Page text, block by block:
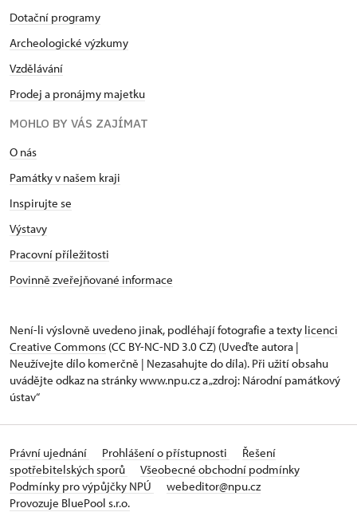
Dotační programy
Archeologické výzkumy
Vzdělávání
Prodej a pronájmy majetku
MOHLO BY VÁS ZAJÍMAT
O nás
Památky v našem kraji
Inspirujte se
Výstavy
Pracovní příležitosti
Povinně zveřejňované informace
Není-li výslovně uvedeno jinak, podléhají fotografie a texty licenci
Creative Commons (CC BY-NC-ND 3.0 CZ) (Uveďte autora |
Neužívejte dílo komerčně | Nezasahujte do díla). Při užití obsahu
uvádějte odkaz na stránky www.npu.cz a „zdroj: Národní památkový
ústav“
Právní ujednání Prohlášení o přístupnosti
Řešení
spotřebitelských sporů
Všeobecné obchodní podmínky
Podmínky pro výpůjčky NPÚ
webeditor@npu.cz
Provozuje BluePool s.r.o.